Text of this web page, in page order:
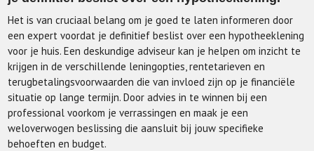
Het is van cruciaal belang om je goed te laten informeren door
een expert voordat je definitief beslist over een hypotheeklening
voor je huis. Een deskundige adviseur kan je helpen om inzicht te
krijgen in de verschillende leningopties, rentetarieven en
terugbetalingsvoorwaarden die van invloed zijn op je financiële
situatie op lange termijn. Door advies in te winnen bij een
professional voorkom je verrassingen en maak je een
weloverwogen beslissing die aansluit bij jouw specifieke
behoeften en budget.